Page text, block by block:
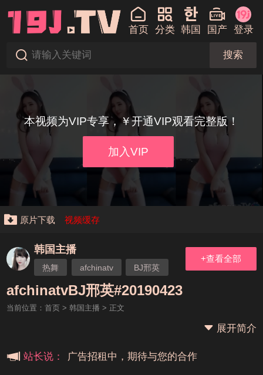
首页 分类 韩国 国产 登录
搜索
本视频为VIP专享，￥开通VIP观看完整版！
加入VIP
原片下载 视频缓存
韩国主播
热舞 afchinatv BJ邢英
+查看全部
afchinatvBJ邢英#20190423
当前位置： 首页> 韩国主播 > 正文
展开简介
站长说：
本站大事件(19j网站发展历程)
广告招租中，期待与您的合作